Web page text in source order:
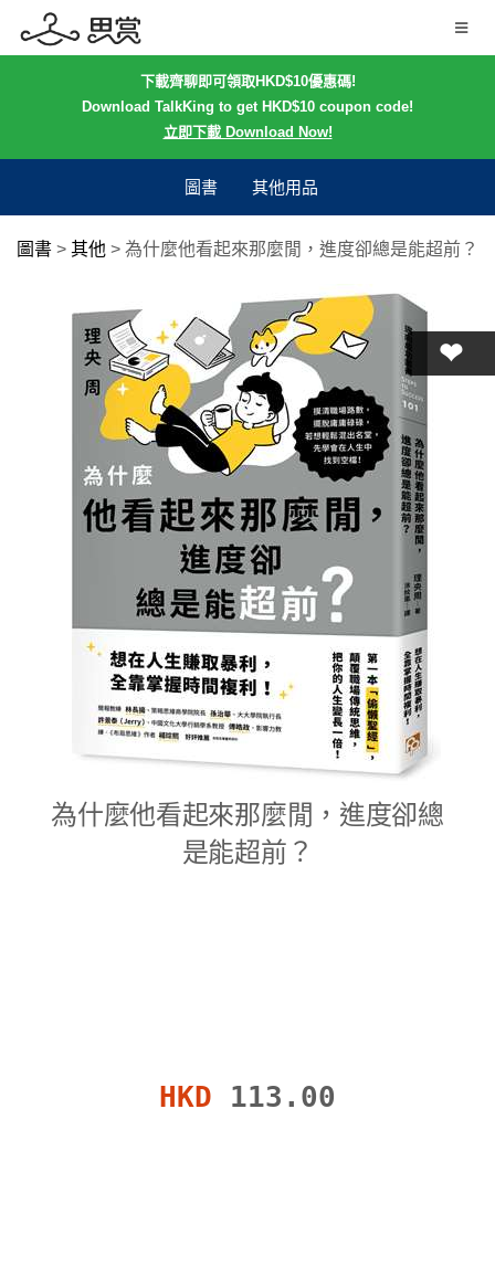
下載齊聊即可領取HKD$10優惠碼!
Download TalkKing to get HKD$10 coupon code!
立即下載 Download Now!
圖書 其他用品
圖書 > 其他 > 為什麼他看起來那麼閒，進度卻總是能超前？
為什麼他看起來那麼閒，進度卻總
是能超前？
HKD 113.00